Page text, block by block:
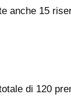
anche 15
di 120